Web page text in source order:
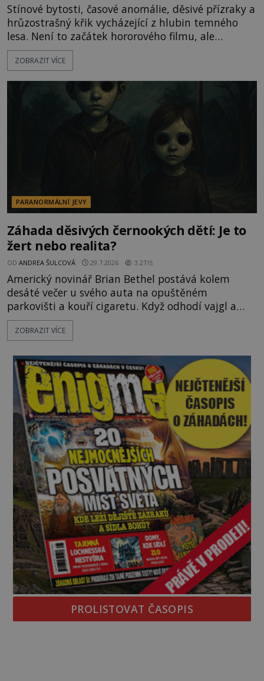
Stínové bytosti, časové anomálie, děsivé přízraky a
hrůzostrašný křik vycházející z hlubin temného
lesa. Není to začátek hororového filmu, ale
události, které popisují návštěvníci lesů, které jsou
označovány jako nejděsivější na světě. Lidé bydlící
vyhýbají! Už jste o těchto lesích slyšeli? A odvážili
byste se je navštívit? [gallery ids="17
ZOBRAZIT VÍCE
PARANORMÁLNÍ JEVY
Záhada děsivých černookých dětí: Je to
žert nebo realita?
OD ANDREA ŠULCOVÁ 29.7.2026 3.2TIS
Americký novinář Brian Bethel postává kolem
desáté večer u svého auta na opuštěném
parkovišti a kouří cigaretu. Když odhodí vajgl a
chystá se nastoupit do auta, přijdou k němu dva
mladí chlapci, kterým může být okolo 14 let.
pouhých několik minut od tohoto parkoviště,“
zeptá se suverénně jeden z nich. P
ZOBRAZIT VÍCE
PROLISTOVAT ČASOPIS